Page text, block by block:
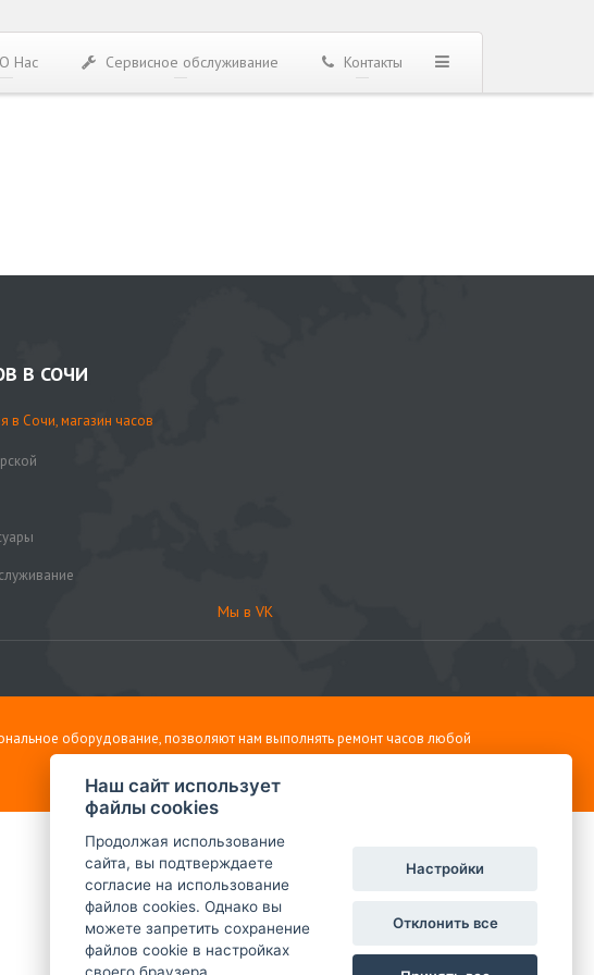
О Нас Сервисное обслуживание Контакты
В СОЧИ
в Сочи, магазин часов
Мы в VK
оборудование, позволяют нам выполнять ремонт часов любой
Наш сайт использует
файлы cookies
Продолжая использование
сайта, вы подтверждаете
согласие на использование
файлов cookies. Однако вы
можете запретить сохранение
файлов cookie в настройках
Настройки
Отклонить все